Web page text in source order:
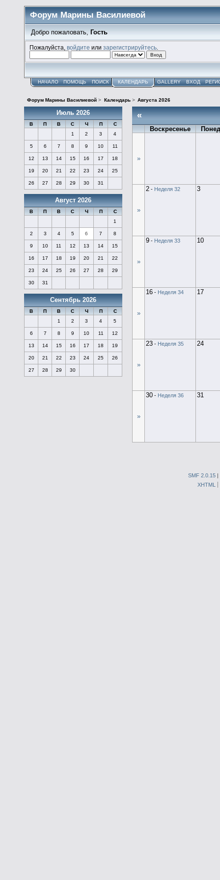
Форум Марины Василиевой
Добро пожаловать, Гость
Пожалуйста,войдите илизарегистрируйтесь
НАЧАЛО ПОМОЩЬ ПОИСК КАЛЕНДАРЬ GALLERY ВХОД
Форум Марины Василиевой > Календарь> Августа 2026
Июль 2026
В П В С Ч П
С
1
2 3 4
5 6 7 8 9 10 11
12 13 14 15 16 17 18
19 20 21 22 23 24 25
26 27 28 29 30 31
Август 2026
В П В С Ч П
С
1
2 3 4 5 6 7 8
9 10 11 12 13 14 15
16 17 18 19 20 21 22
23 24 25 26 27 28 29
30 31
Сентябрь 2026
В П В С Ч П
С
1
2 3 4 5
6 7 8 9 10 11 12
13 14 15 16 17 18 19
20 21 22 23 24 25 26
27 28 29 30
«
Воскресенье
»
»
2 - Неделя 32 3
»
9 - Неделя 33 10
»
16 - Неделя 34 17
»
23 - Неделя 35 24
»
30 - Неделя 36 31
SMF 2.0.15 |
XHTML